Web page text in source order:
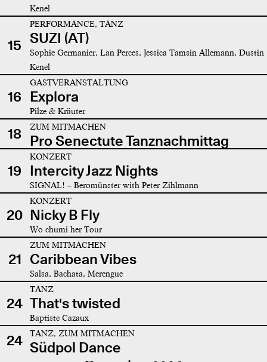
Kenel
15
PERFORMANCE, TANZ
SUZI (AT)
Sophie Germanier, Lan Perces, Jessica Tamsin Allemann, Dustin
Kenel
16
GASTVERANSTALTUNG
Explora
Pilze & Kräuter
18 ZUM MITMACHEN
Pro Senectute Tanznachmittag
19
KONZERT
Intercity Jazz Nights
SIGNAL! – Beromünster with Peter Zihlmann
20
KONZERT
Nicky B Fly
Wo chumi her Tour
21
ZUM MITMACHEN
Caribbean Vibes
Salsa, Bachata, Merengue
24
TANZ
That's twisted
Baptiste Cazaux
24 TANZ, ZUM MITMACHEN
Südpol Dance